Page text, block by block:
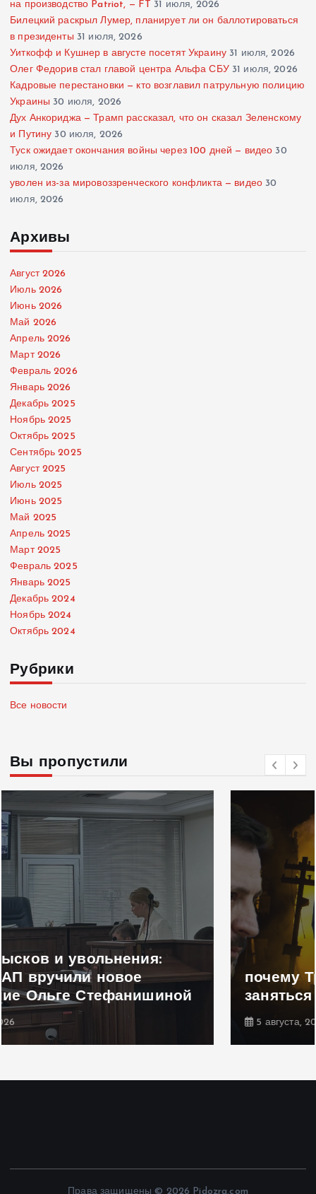
на производство Patriot, — FT 31 июля, 2026
Билецкий раскрыл Лумер, планирует ли он баллотироваться
в президенты 31 июля, 2026
Уиткофф и Кушнер в августе посетят Украину 31 июля, 2026
Олег Федорив стал главой центра Альфа СБУ 31 июля, 2026
Кадровые перестановки — кто возглавил патрульную полицию
Украины 30 июля, 2026
Дух Анкориджа — Трамп рассказал, что он сказал Зеленскому
и Путину 30 июля, 2026
Туск ожидает окончания войны через 100 дней — видео 30
июля, 2026
уволен из-за мировоззренческого конфликта — видео 30
июля, 2026
Архивы
Август 2026
Июль 2026
Июнь 2026
Май 2026
Апрель 2026
Март 2026
Февраль 2026
Январь 2026
Декабрь 2025
Ноябрь 2025
Октябрь 2025
Сентябрь 2025
Август 2025
Июль 2025
Июнь 2025
Май 2025
Апрель 2025
Март 2025
Февраль 2025
Январь 2025
Декабрь 2024
Ноябрь 2024
Октябрь 2024
Рубрики
Все новости
Вы пропустили
почему Трамп должен немедленно
заняться переговорами, — NYT
5 августа, 2026
Права защищены © 2026 Pidozra.com